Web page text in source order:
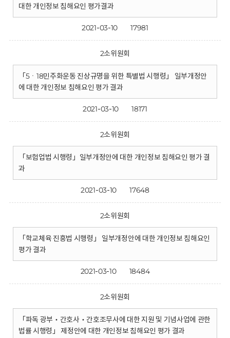
대한 개인정보 침해요인 평가결과
2021-03-10 17981
2소위원회
「5ㆍ18민주화운동 진상규명을 위한 특별법 시행령」 일부개정안
에 대한 개인정보 침해요인 평가 결과
2021-03-10 18171
2소위원회
「보험업법 시행령」일부개정안에 대한 개인정보 침해요인 평가 결
과
2021-03-10 17648
2소위원회
「학교체육 진흥법 시행령」 일부개정안에 대한 개인정보 침해요인
평가 결과
2021-03-10 18484
2소위원회
「파독 광부‧간호사‧간호조무사에 대한 지원 및 기념사업에 관한
법률 시행령」 제정안에 대한 개인정보 침해요인 평가 결과